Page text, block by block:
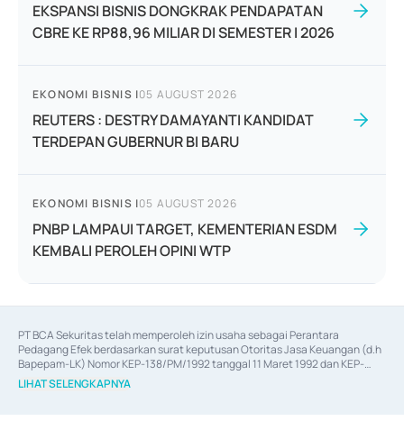
EKSPANSI BISNIS DONGKRAK PENDAPATAN
CBRE KE RP88,96 MILIAR DI SEMESTER I 2026
EKONOMI BISNIS |05 AUGUST 2026
REUTERS : DESTRY DAMAYANTI KANDIDAT
TERDEPAN GUBERNUR BI BARU
EKONOMI BISNIS |05 AUGUST 2026
PNBP LAMPAUI TARGET, KEMENTERIAN ESDM
KEMBALI PEROLEH OPINI WTP
PT BCA Sekuritas telah memperoleh izin usaha sebagai Perantara
Pedagang Efek berdasarkan surat keputusan Otoritas Jasa Keuangan (d.h
Bapepam-LK) Nomor KEP-138/PM/1992 tanggal 11 Maret 1992 dan KEP-
06/D.04/2014 tanggal 28 Februari 2014, izin usaha sebagai Penjamin Emisi
Efek berdasarkan surat keputusan Otoritas Jasa Keuangan Nomor KEP-
LIHAT SELENGKAPNYA